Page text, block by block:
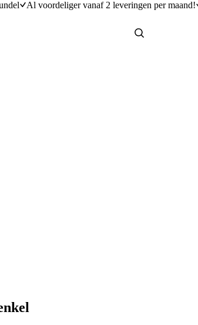
Al voordeliger vanaf 2 leveringen per maand!